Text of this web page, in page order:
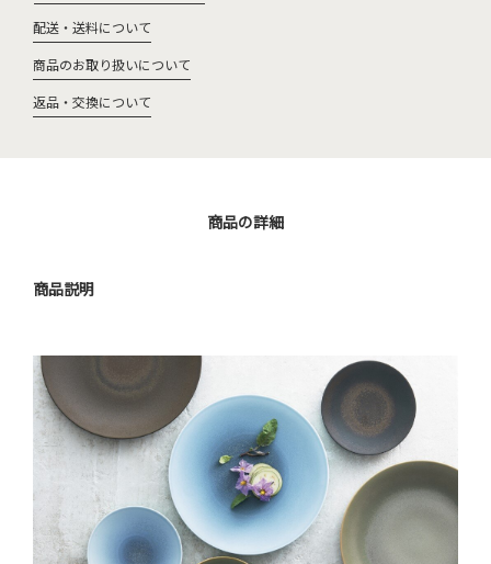
配送・送料について
商品のお取り扱いについて
返品・交換について
商品の詳細
商品説明